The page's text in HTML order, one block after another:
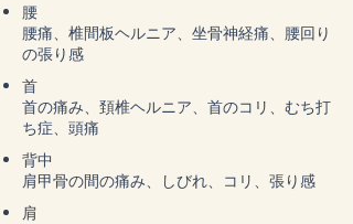
腰
腰痛、椎間板ヘルニア、坐骨神経痛、腰回り
の張り感
首
首の痛み、頚椎ヘルニア、首のコリ、むち打
ち症、頭痛
背中
肩甲骨の間の痛み、しびれ、コリ、張り感
肩